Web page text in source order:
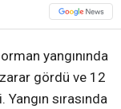
yangınında
gördü ve 12
sırasında